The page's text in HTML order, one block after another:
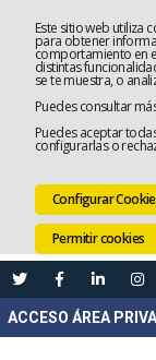
Este sitio web utiliza
para obtener
comportamiento en
distintas
se te muestra, o
Puedes consultar
Puedes aceptar
configurarlas o
Configurar
Permitir cookies